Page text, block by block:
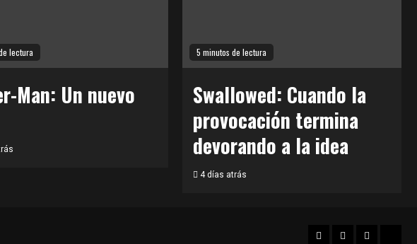
lectura
Man: Un nuevo
5 minutos de lectura
Swallowed: Cuando la
provocación termina
devorando a la idea
4 días atrás
Facebook
TwitterInstagram